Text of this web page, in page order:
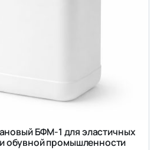
БФМ-1 для эластичных
обувной промышленности